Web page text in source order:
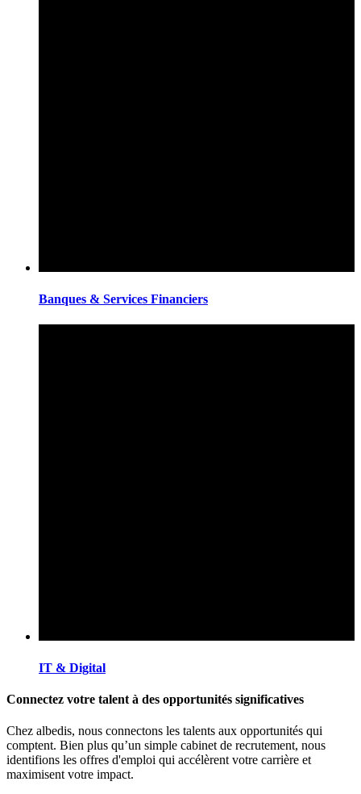
Banques & Services Financiers
IT & Digital
Connectez votre talent à des opportunités significatives
Chez albedis, nous connectons les talents aux opportunités qui
comptent. Bien plus qu’un simple cabinet de recrutement, nous
identifions les offres d'emploi qui accélèrent votre carrière et
maximisent votre impact.